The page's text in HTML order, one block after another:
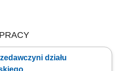
działu